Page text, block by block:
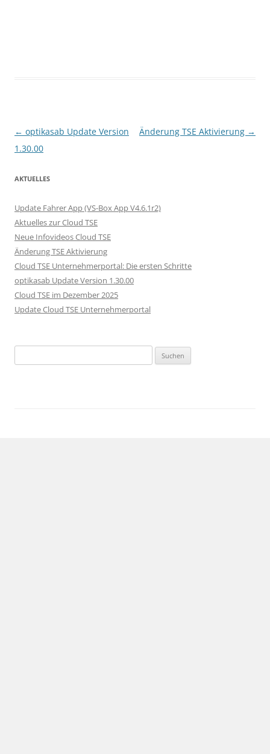
Beitrags-Navigation
← optikasab Update Version
1.30.00
Änderung TSE Aktivierung →
AKTUELLES
Update Fahrer App (VS-Box App V4.6.1r2)
Aktuelles zur Cloud TSE
Neue Infovideos Cloud TSE
Änderung TSE Aktivierung
Cloud TSE Unternehmerportal: Die ersten Schritte
optikasab Update Version 1.30.00
Cloud TSE im Dezember 2025
Update Cloud TSE Unternehmerportal